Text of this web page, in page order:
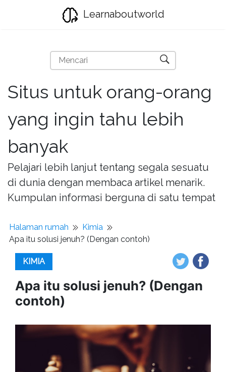
Learnaboutworld
Situs untuk orang-orang
yang ingin tahu lebih
banyak
Pelajari lebih lanjut tentang segala sesuatu
di dunia dengan membaca artikel menarik.
Kumpulan informasi berguna di satu tempat
Halaman rumah
Kimia
Apa itu solusi jenuh? (Dengan contoh)
KIMIA
Apa itu solusi jenuh? (Dengan
contoh)